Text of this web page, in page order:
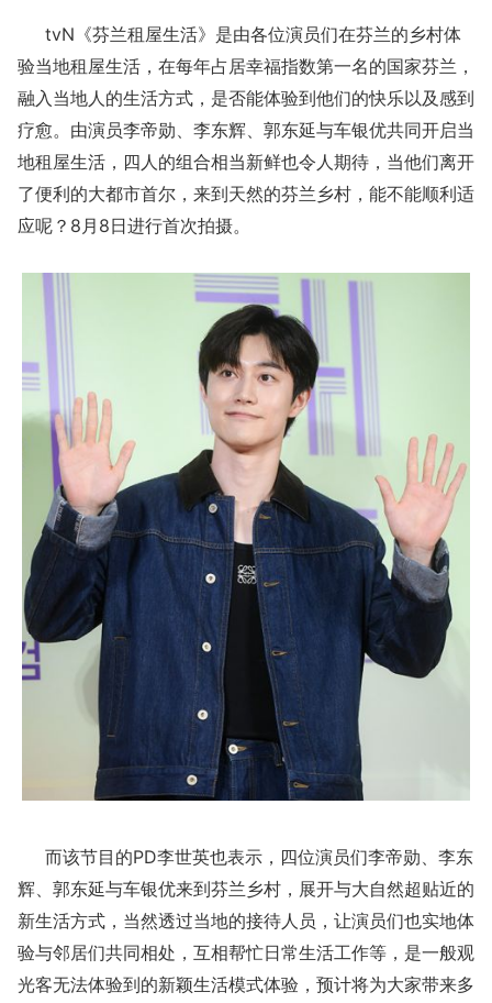
tvN《芬兰租屋生活》是由各位演员们在芬兰的乡村体
验当地租屋生活，在每年占居幸福指数第一名的国家芬兰，
融入当地人的生活方式，是否能体验到他们的快乐以及感到
疗愈。由演员李帝勋、李东辉、郭东延与车银优共同开启当
地租屋生活，四人的组合相当新鲜也令人期待，当他们离开
了便利的大都市首尔，来到天然的芬兰乡村，能不能顺利适
应呢？8月8日进行首次拍摄。
而该节目的PD李世英也表示，四位演员们李帝勋、李东
辉、郭东延与车银优来到芬兰乡村，展开与大自然超贴近的
新生活方式，当然透过当地的接待人员，让演员们也实地体
验与邻居们共同相处，互相帮忙日常生活工作等，是一般观
光客无法体验到的新颖生活模式体验，预计将为大家带来多